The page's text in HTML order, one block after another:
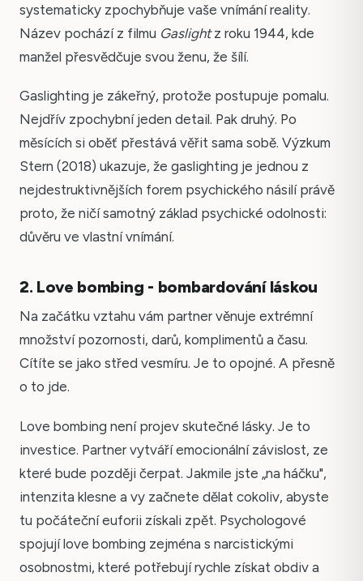
systematicky zpochybňuje vaše vnímání reality.
Název pochází z filmu Gaslightz roku 1944, kde
manžel přesvědčuje svou ženu, že šílí.
Gaslighting je zákeřný, protože postupuje pomalu.
Nejdřív zpochybní jeden detail. Pak druhý. Po
měsících si oběť přestává věřit sama sobě. Výzkum
Stern (2018) ukazuje, že gaslighting je jednou z
nejdestruktivnějších forem psychického násilí právě
proto, že ničí samotný základ psychické odolnosti:
důvěru ve vlastní vnímání.
2. Love bombing - bombardování láskou
Na začátku vztahu vám partner věnuje extrémní
množství pozornosti, darů, komplimentů a času.
Cítíte se jako střed vesmíru. Je to opojné. A přesně
o to jde.
Love bombing není projev skutečné lásky. Je to
investice. Partner vytváří emocionální závislost, ze
které bude později čerpat. Jakmile jste „na háčku",
intenzita klesne a vy začnete dělat cokoliv, abyste
tu počáteční euforii získali zpět. Psychologové
spojují love bombing zejména s narcistickými
osobnostmi, které potřebují rychle získat obdiv a